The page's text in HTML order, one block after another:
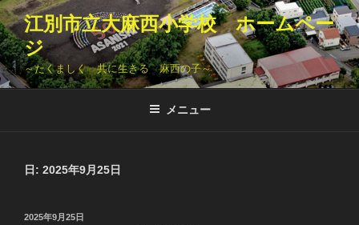
コ
ン
テ
ン
ツ
江別市立大麻西小学校 ホームペー
ジ
～たくましく 共に生きる 麻西の子～
メニュー
日: 2025年9月25日
投
2025年9月25日